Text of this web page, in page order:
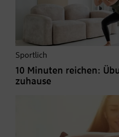
Sportlich
10 Minuten reichen:
zuhause